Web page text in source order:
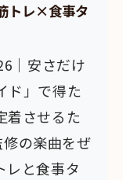
トレ×食事タ
｜安さだけ
ド」で得た
着させるた
の楽曲をぜ
レと食事タ